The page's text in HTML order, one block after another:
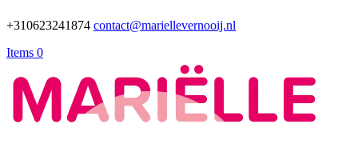
+310623241874 contact@mariellevernooij.nl
Items 0